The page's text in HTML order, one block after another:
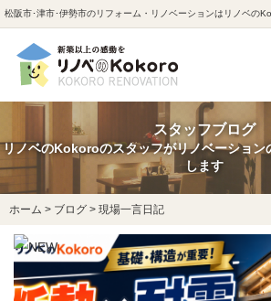
松阪市･津市･伊勢市のリフォーム・リノベーションはリノベの
スタッフブログ
リノベのKokoroのスタッフがリノベーション
します
ホーム > ブログ > 現場一言日記